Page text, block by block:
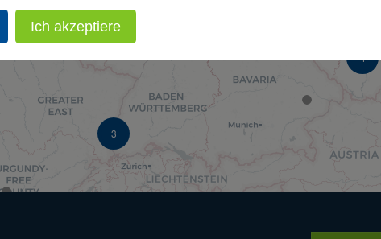
3
4
3
Ich akzeptiere